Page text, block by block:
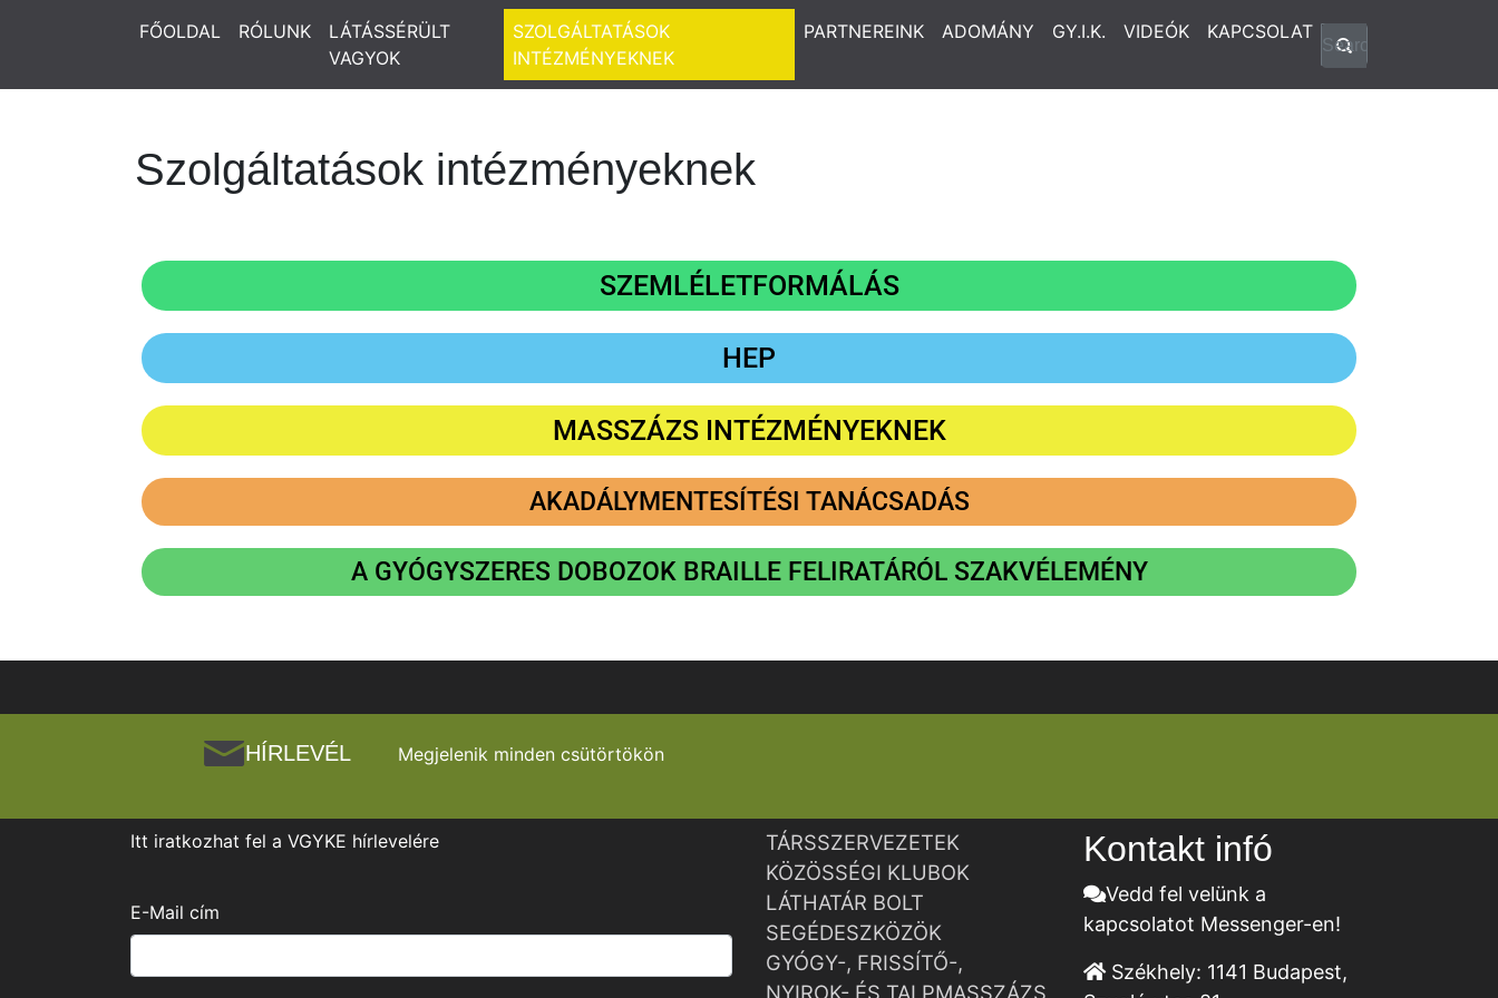
FŐOLDAL RÓLUNK
LÁTÁSSÉRÜLT
VAGYOK
SZOLGÁLTATÁSOK
INTÉZMÉNYEKNEK
PARTNEREINK ADOMÁNY GY.I.K. VIDEÓK KAPCSOLAT
Szolgáltatások intézményeknek
SZEMLÉLETFORMÁLÁS
HEP
MASSZÁZS INTÉZMÉNYEKNEK
AKADÁLYMENTESÍTÉSI TANÁCSADÁS
A GYÓGYSZERES DOBOZOK BRAILLE FELIRATÁRÓL SZAKVÉLEMÉNY
HÍRLEVÉL Megjelenik minden csütörtökön
Itt iratkozhat fel a VGYKE hírlevelére
E-Mail cím
TÁRSSZERVEZETEK
KÖZÖSSÉGI KLUBOK
LÁTHATÁR BOLT
SEGÉDESZKÖZÖK
GYÓGY-, FRISSÍTŐ-,
NYIROK- ÉS TALPMASSZÁZS
Kontakt infó
Vedd fel velünk a
kapcsolatot Messenger-en!
Székhely: 1141 Budapest,